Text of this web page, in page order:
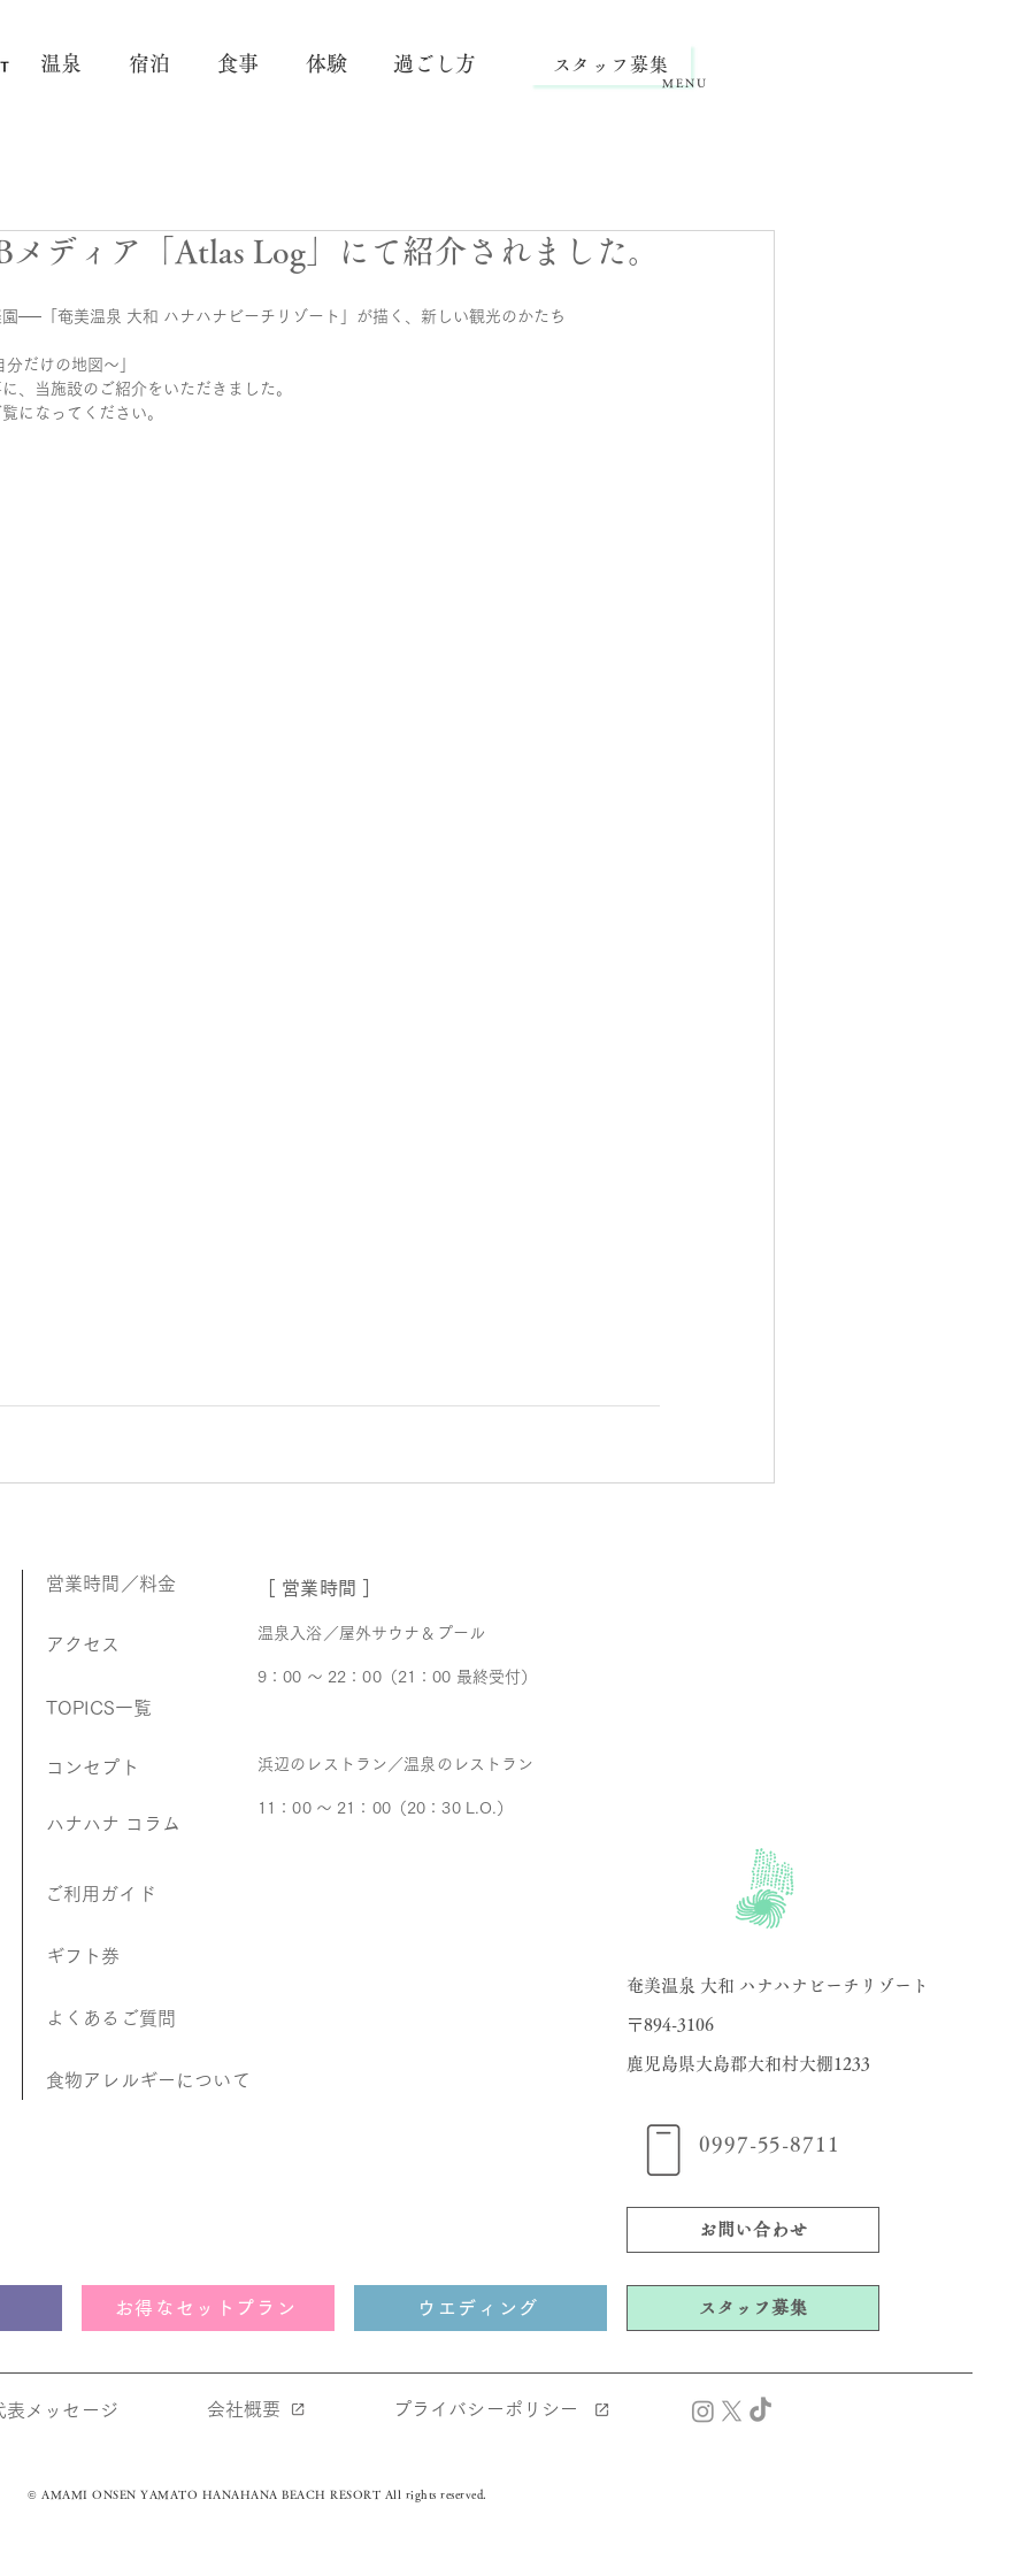
MENU
温泉 宿泊 食事 体験 過ごし方 スタッフ募集
ディア「Atlas Log」にて紹介されました。
──「奄美温泉 大和 ハナハナビーチリゾート」が描く、新しい観光のかたち
だけの地図～」
、当施設のご紹介をいただきました。
になってください。
​ご利用ガイド
営業時間／料金
TOPICS一覧
コンセプト
ハナハナ コラム
ギフト券
よくあるご質問
食物アレルギーについて
アクセス
［ 営業時間 ］
温泉入浴／屋外サウナ＆プール
9：00 ～ 22：00（21：00 最終受付）
浜辺のレストラン／温泉のレストラン
11：00 ～ 21：00（20：30 L.O.）
奄美温泉 大和 ハナハナビーチリゾート
〒894-3106
​鹿児島県大島郡大和村大棚1233
0997-55-8711
お問い合わせ
お得なセットプラン ウエディング スタッフ募集
表メッセージ 会社概要 ​プライバシーポリシー
© AMAMI ONSEN YAMATO HANAHANA BEACH RESORT All rights reserved.